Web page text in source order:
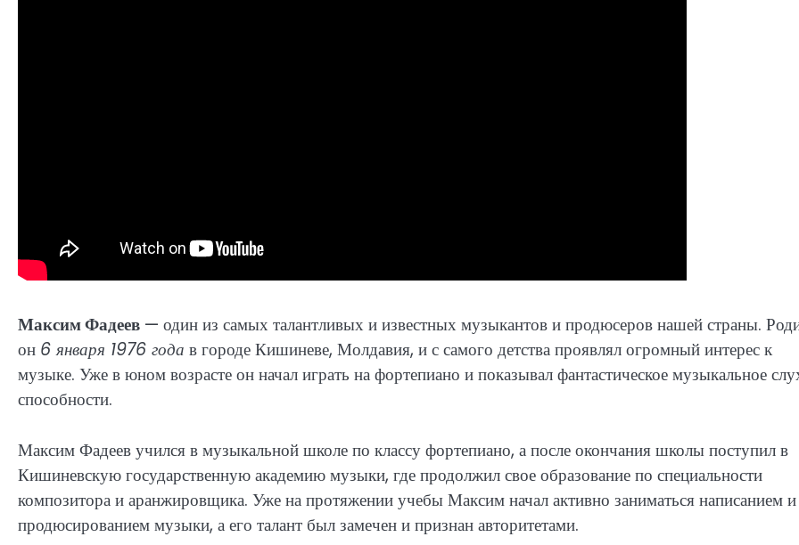
Максим Фадеев — один из самых талантливых и известных музыкантов и продюсеров нашей страны.
он 6 января 1976 года в городе Кишиневе, Молдавия, и с самого детства проявлял огромный интерес к
музыке. Уже в юном возрасте он начал играть на фортепиано и показывал фантастическое музыкальное
способности.
Максим Фадеев учился в музыкальной школе по классу фортепиано, а после окончания школы поступил в
Кишиневскую государственную академию музыки, где продолжил свое образование по специальности
композитора и аранжировщика. Уже на протяжении учебы Максим начал активно заниматься написанием и
продюсированием музыки, а его талант был замечен и признан авторитетами.